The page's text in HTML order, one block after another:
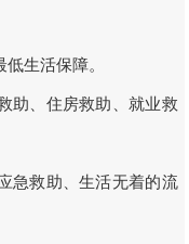
生活保障。
助、住房救助、就业救
急救助、生活无着的流